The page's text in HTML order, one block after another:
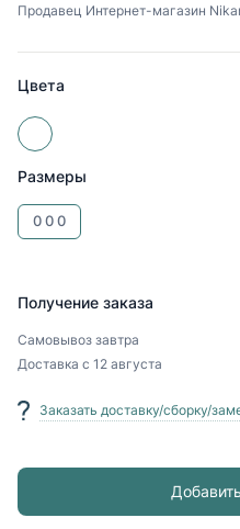
Продавец Интернет-магазин
Цвета
Размеры
000
Получение заказа
Самовывоз завтра
Доставка с 12 августа
Заказать доставку/сборку/